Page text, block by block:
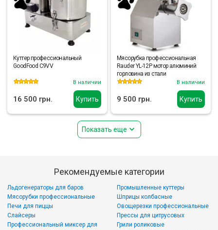
Купить
Куттер профессиональный
GoodFood C9VV
В наличии
16 500 грн. Купить
Мясорубка профессиональная
Rauder YL-12P мотор алюминий
горловина из стали
В наличии
9 500 грн.
Показать еще
Рекомендуемые категории
Льдогенераторы для баров
Мясорубки профессиональные
Печи для пиццы
Слайсеры
Промышленные куттеры
Шприцы колбасные
Овощерезки профессиональные
Прессы для цитрусовых
Профессиональный миксер для
Грили роликовые